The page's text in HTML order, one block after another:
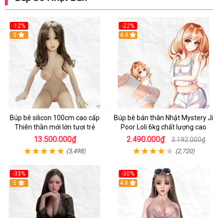
-12%
5
Búp bê silicon 100cm cao cấp
Thiên thần mới lớn tươi trẻ
13.500.000₫
(3,498)
-22%
Hot
4.4
Búp bê bán thân Nhật Mystery Ji
Poor Loli 6kg chất lượng cao
2.490.000₫ 3.192.000₫
(2,720)
-33%
5
-30%
4.8